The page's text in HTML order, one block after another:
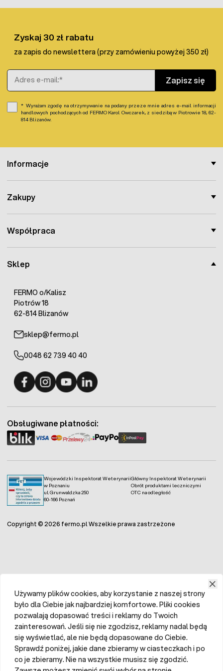
jakości tworzywa sztucznego. Szpulę w zwijaku można
Sklep
FERMO o/Kalisz
Piotrów 18
62-814 Blizanów
sklep@fermo.pl
0048 62 739 40 40
Informacje
Zakupy
Współpraca
Zyskaj 30 zł rabatu
za zapis do newslettera (przy zamówieniu powyżej 350 zł)
Adres e-mail
Zapisz się
Wyrażam zgodę na otrzymywanie na podany przeze mnie adres e-mail informacji
handlowych pochodzących od FERMO Karol Owczarek, z siedzibą w Piotrowie 18, 62-
814 Blizanów.
Wojewódzki Inspektorat Weterynarii
w Poznaniu
ul. Grunwaldzka 250
60-166 Poznań
Główny Inspektorat Weterynarii
Obrót produktami leczniczymi
OTC na odległość
Obsługiwane płatności:
Copyright © 2026 fermo.pl Wszelkie prawa zastrzeżone
Używamy plików cookies, aby korzystanie z naszej strony
było dla Ciebie jak najbardziej komfortowe. Pliki cookies
pozwalają dopasować treści i reklamy do Twoich
zainteresowań. Jeśli się nie zgodzisz, reklamy nadal będą
się wyświetlać, ale nie będą dopasowane do Ciebie.
Sprawdź poniżej, jakie dane zbieramy w ciasteczkach i po
co je zbieramy. Nie na wszystkie musisz się zgodzić.